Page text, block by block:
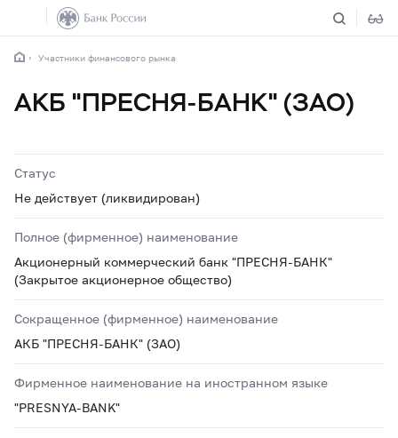
Участники финансового рынка
АКБ "ПРЕСНЯ-БАНК" (ЗАО)
Статус
Не действует (ликвидирован)
Полное (фирменное) наименование
Акционерный коммерческий банк "ПРЕСНЯ-БАНК"
(Закрытое акционерное общество)
Сокращенное (фирменное) наименование
АКБ "ПРЕСНЯ-БАНК" (ЗАО)
Фирменное наименование на иностранном языке
"PRESNYA-BANK"